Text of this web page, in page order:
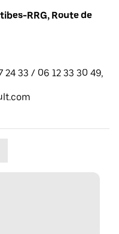
RRG, Route de
24 33 / 06 12 33 30 49,